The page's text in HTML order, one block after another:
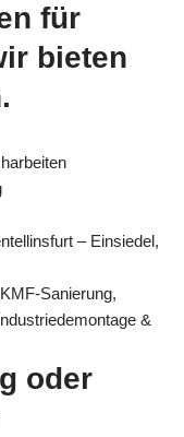
für
bieten
– Einsiedel,
Sanierung,
&
oder